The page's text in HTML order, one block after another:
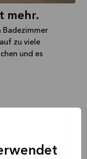
mehr.
Badezimmer
zu viele
und es